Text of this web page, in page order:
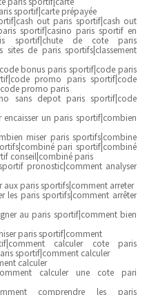
sportif|carte prépayée
out paris sportif|cash out
sportif|casino paris sportif en
sportif|chute de cote paris
sites de paris sportifs|classement
bonus paris sportif|code paris
promo paris sportif|code
promo paris
sans depot paris sportif|code
un paris sportif|combien
miser paris sportifs|combine
pari sportif|combiné
conseil|combiné paris
pronostic|comment analyser
paris sportifs|comment arreter
les paris sportifs|comment arrêter
au paris sportif|comment bien
paris sportif|comment
calculer cote paris
sportif|comment calculer
calculer
calculer une cote pari
comprendre les paris